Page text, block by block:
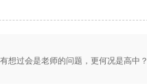
想过会是老师的问题，更何况是高中？